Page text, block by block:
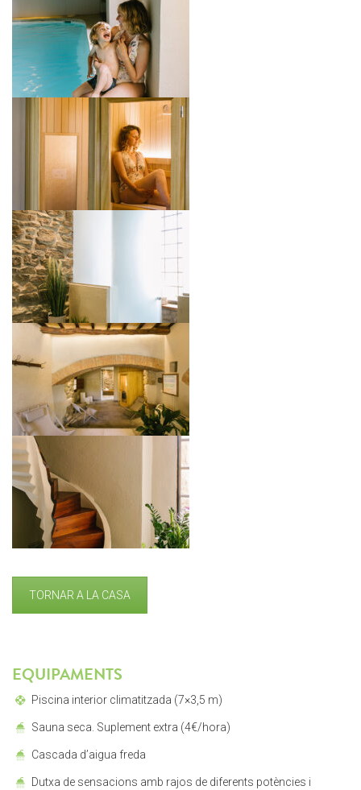
TORNAR A LA CASA
EQUIPAMENTS
Piscina interior climatitzada (7×3,5 m)
Sauna seca. Suplement extra (4€/hora)
Cascada d’aigua freda
Dutxa de sensacions amb rajos de diferents potències i